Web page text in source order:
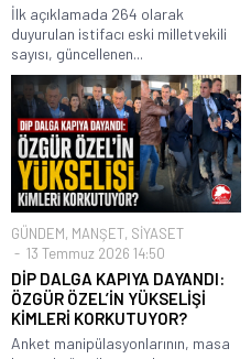
İlk açıklamada 264 olarak
duyurulan istifacı eski milletvekili
sayısı, güncellenen...
GÜNDEM, MANŞET, SİYASET
13 Temmuz 2026 14:50
DİP DALGA KAPIYA DAYANDI:
ÖZGÜR ÖZEL’İN YÜKSELİŞİ
KİMLERİ KORKUTUYOR?
Anket manipülasyonlarının, masa